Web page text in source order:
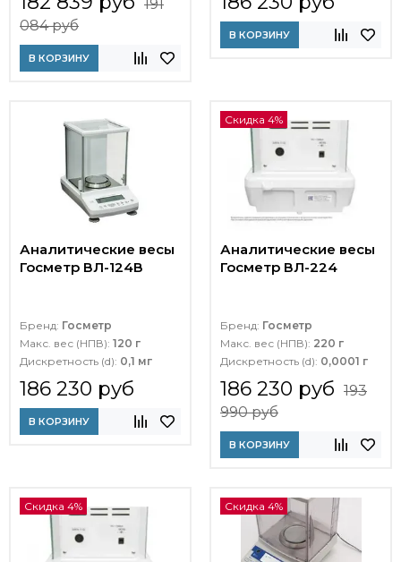
191
084 руб
В КОРЗИНУ
В КОРЗИНУ
Аналитические весы
Госметр ВЛ-124В
Бренд: Госметр
Макс. вес (НПВ): 120 г
Дискретность (d): 0,1 мг
186 230 руб
В КОРЗИНУ
Скидка 4%
Аналитические весы
Госметр ВЛ-224
Бренд: Госметр
Макс. вес (НПВ): 220 г
Дискретность (d): 0,0001 г
186 230 руб 193
990 руб
В КОРЗИНУ
Скидка 4% Скидка 4%